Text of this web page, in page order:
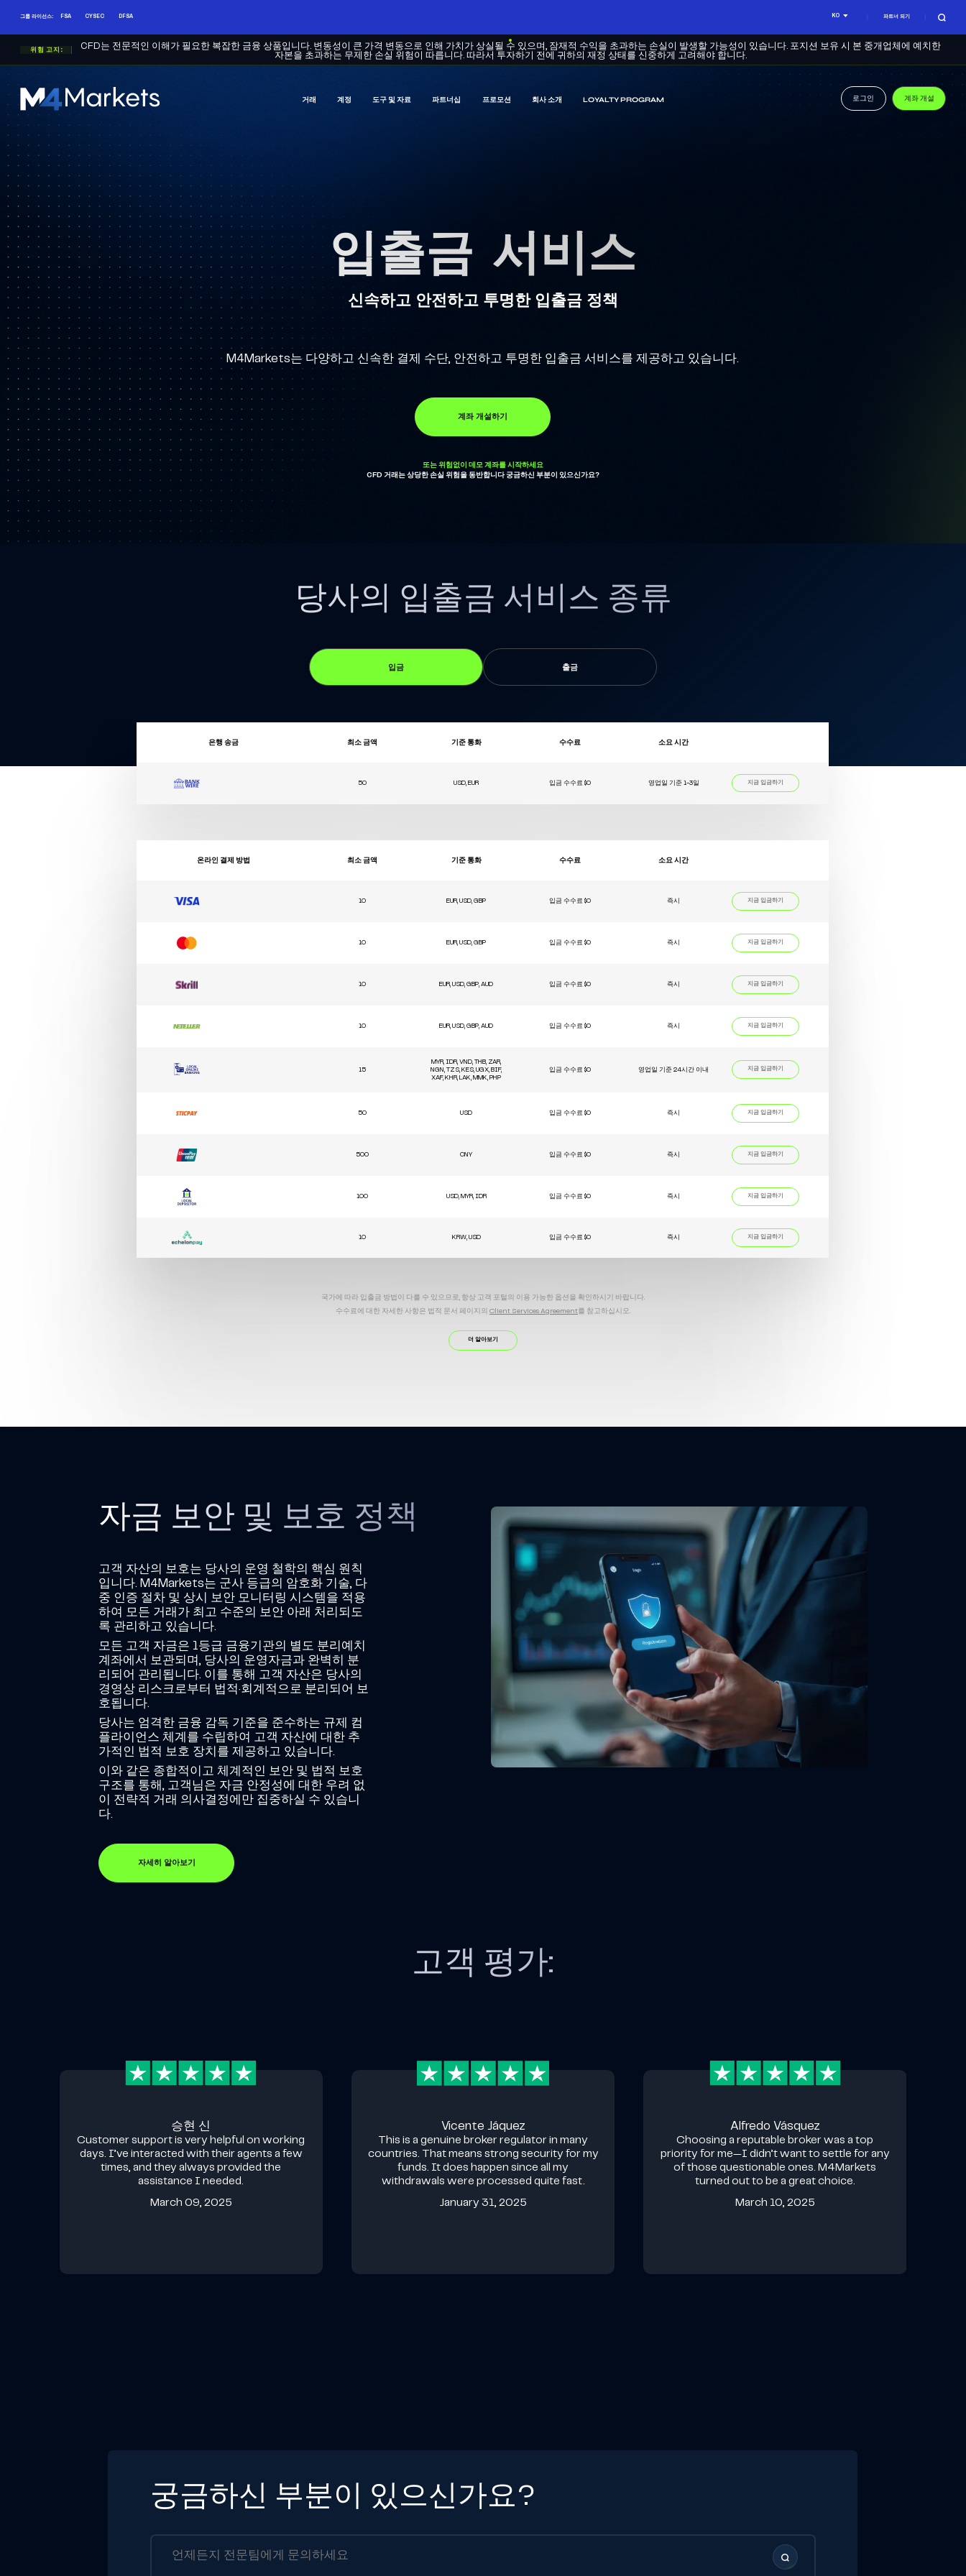
그룹 라이선스: FSA CYSEC DFSA KO 파트너 되기
위험 고지:
CFD는 전문적인 이해가 필요한 복잡한 금융 상품입니다. 변동성이 큰 가격 변동으로 인해 가치가 상실될 수 있으며, 잠재적 수익을 초과하는 손실이 발생할 가능성이 있습니다. 포지션 보유 시 본 중개업체에 예치한
자본을 초과하는 무제한 손실 위험이 따릅니다. 따라서 투자하기 전에 귀하의 재정 상태를 신중하게 고려해야 합니다.
엠
포
마
켓
신
뢰
할
수
있
는
트
레
이
딩
로
거래 계정 도구 및 자료 파트너십 프로모션 회사 소개 LOYALTY PROGRAM 로그인 계좌 개설
입출금 서비스
신속하고 안전하고 투명한 입출금 정책
M4Markets는 다양하고 신속한 결제 수단, 안전하고 투명한 입출금 서비스를 제공하고 있습니다.
계좌 개설하기
또는 위험없이 데모 계좌를 시작하세요
CFD 거래는 상당한 손실 위험을 동반합니다 궁금하신 부분이 있으신가요?
당사의 입출금 서비스 종류
입금 출금
은행 송금 최소 금액 기준 통화 수수료 소요 시간
50 USD, EUR 입금 수수료 $0 영업일 기준 1-3일 지금 입금하기
온라인 결제 방법 최소 금액 기준 통화 수수료 소요 시간
10 EUR, USD, GBP 입금 수수료 $0 즉시 지금 입금하기
10 EUR, USD, GBP 입금 수수료 $0 즉시 지금 입금하기
10 EUR, USD, GBP, AUD 입금 수수료 $0 즉시 지금 입금하기
10 EUR, USD, GBP, AUD 입금 수수료 $0 즉시 지금 입금하기
15
MYR, IDR, VND, THB, ZAR,
NGN, TZS, KES, UGX, BIF,
XAF, KHR, LAK, MMK, PHP
입금 수수료 $0 영업일 기준 24시간 이내 지금 입금하기
50 USD 입금 수수료 $0 즉시 지금 입금하기
500 CNY 입금 수수료 $0 즉시 지금 입금하기
100 USD, MYR, IDR 입금 수수료 $0 즉시 지금 입금하기
10 KRW, USD 입금 수수료 $0 즉시 지금 입금하기
국가에 따라 입출금 방법이 다를 수 있으므로, 항상 고객 포털의 이용 가능한 옵션을 확인하시기 바랍니다.
수수료에 대한 자세한 사항은 법적 문서 페이지의 Client Services Agreement 를 참고하십시오.
입금 승인 대기 중 발생할 수 있는 시장 변동으로 인한 손실에 대해 회사는 책임을 지지 않습니다.
자금은 본인 명의의 계좌로만 입출금이 가능합니다. 제3자 명의 입출금은 불가능합니다.
더 알아보기
자금 보안 및 보호 정책
고객 자산의 보호는 당사의 운영 철학의 핵심 원칙
입니다. M4Markets는 군사 등급의 암호화 기술, 다
중 인증 절차 및 상시 보안 모니터링 시스템을 적용
하여 모든 거래가 최고 수준의 보안 아래 처리되도
록 관리하고 있습니다.
모든 고객 자금은 1등급 금융기관의 별도 분리예치
계좌에서 보관되며, 당사의 운영자금과 완벽히 분
리되어 관리됩니다. 이를 통해 고객 자산은 당사의
경영상 리스크로부터 법적·회계적으로 분리되어 보
호됩니다.
당사는 엄격한 금융 감독 기준을 준수하는 규제 컴
플라이언스 체계를 수립하여 고객 자산에 대한 추
가적인 법적 보호 장치를 제공하고 있습니다.
이와 같은 종합적이고 체계적인 보안 및 법적 보호
구조를 통해, 고객님은 자금 안정성에 대한 우려 없
이 전략적 거래 의사결정에만 집중하실 수 있습니
다.
자세히 알아보기
고객 평가:
승현 신
Customer support is very helpful on working
days. I’ve interacted with their agents a few
times, and they always provided the
assistance I needed.
March 09, 2025
Vicente Jáquez
This is a genuine broker regulator in many
countries. That means strong security for my
funds. It does happen since all my
withdrawals were processed quite fast.
January 31, 2025
Alfredo Vásquez
Choosing a reputable broker was a top
priority for me—I didn’t want to settle for any
of those questionable ones. M4Markets
turned out to be a great choice.
March 10, 2025
궁금하신 부분이 있으신가요?